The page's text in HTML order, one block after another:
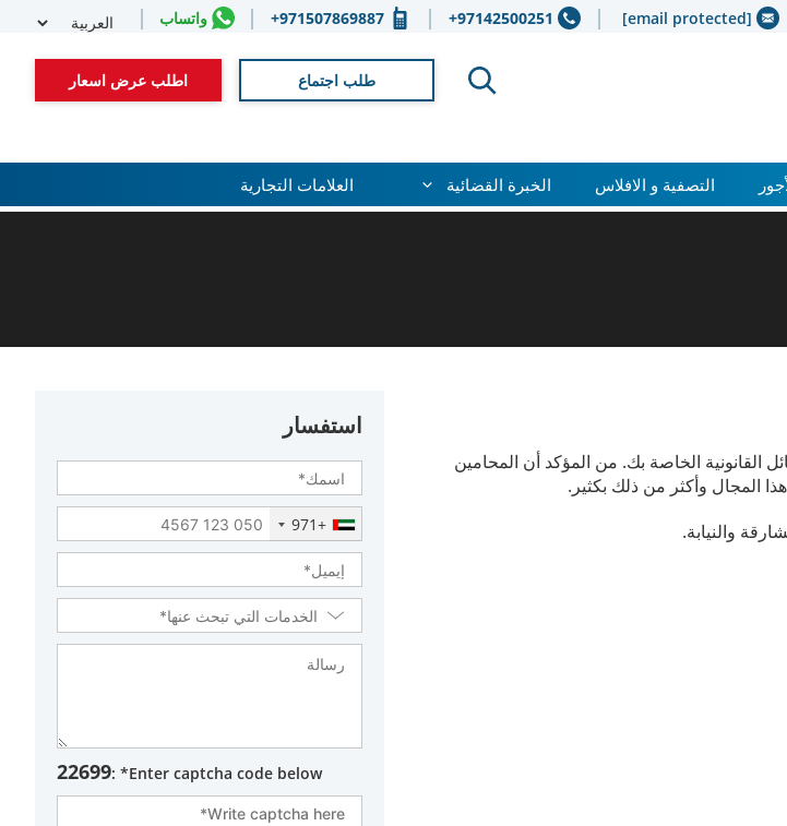
[email protected]
97142500251+
971507869887+ واتساب
طلب اجتماع
اطلب عرض اسعار
التصفية و الافلاس الخبرة القضائية العلامات التجارية
الخاصة بك. من المؤكد أن المحامين
المجال وأكثر من ذلك بكثير.
والنيابة.
استفسار
+971
Enter captcha code below* :
22699